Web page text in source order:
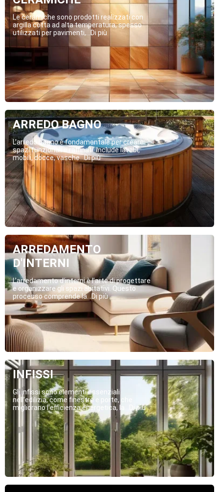
Le ceramiche sono prodotti realizzati con
argilla cotta ad alta temperatura, spesso
utilizzati per pavimenti,...Di più
ARREDO BAGNO
L’arredo bagno è fondamentale per creare
spazi funzionali e raffinati. Include lavabi,
mobili, docce, vasche...Di più
ARREDAMENTO
D'INTERNI
L’arredamento d’interni è l’arte di progettare
e organizzare gli spazi abitativi. Questo
processo comprende la...Di più
INFISSI
Gli infissi sono elementi essenziali
nell’edilizia, come finestre e porte, che
migliorano l’efficienza energetica, la...Di più